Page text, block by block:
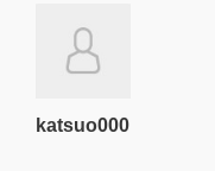
katsuo000